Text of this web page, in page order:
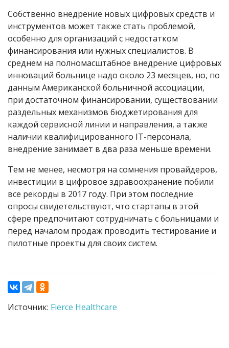
Собственно внедрение новых цифровых средств и
инструментов может также стать проблемой,
особенно для организаций с недостатком
финансирования или нужных специалистов. В
среднем на полномасштабное внедрение цифровых
инноваций больнице надо около 23 месяцев, но, по
данным Американской больничной ассоциации,
при достаточном финансировании, существовании
раздельных механизмов бюджетирования для
каждой сервисной линии и направления, а также
наличии квалифицированного IT-персонала,
внедрение занимает в два раза меньше времени.
Тем не менее, несмотря на сомнения провайдеров,
инвестиции в цифровое здравоохранение побили
все рекорды в 2017 году. При этом последние
опросы свидетельствуют, что стартапы в этой
сфере предпочитают сотрудничать с больницами и
перед началом продаж проводить тестирование и
пилотные проекты для своих систем.
Источник: Fierce Healthcare